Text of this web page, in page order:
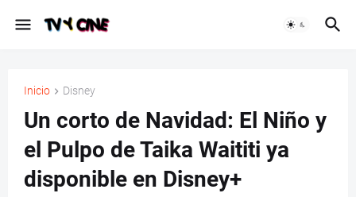
Inicio Disney
Un corto de Navidad: El Niño y
el Pulpo de Taika Waititi ya
disponible en Disney+